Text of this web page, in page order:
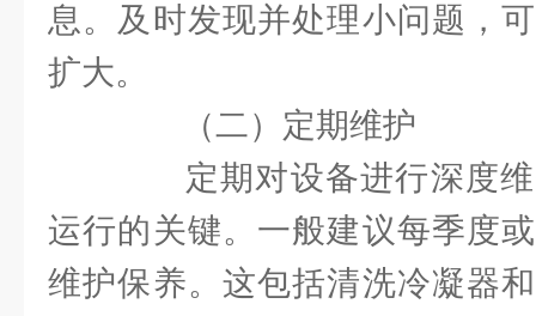
息。及时发现并处理小问题，
扩大。
（二）定期维护
定期对设备进行深度维
运行的关键。一般建议每季度
维护保养。这包括清洗冷凝器